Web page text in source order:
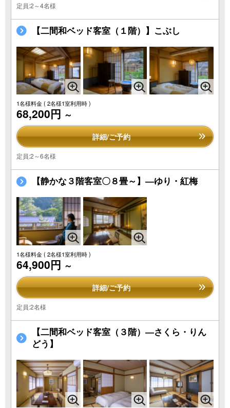
定員:2～4名様
【二間和ベッド客室（１階）】こぶし
1名様料金( 2名様1室利用時 )
68,200円 ～
詳細/ご予約
定員:2～6名様
【静かな３階客室〇８畳～】―ゆり・紅梅
1名様料金( 2名様1室利用時 )
64,900円 ～
詳細/ご予約
定員:2名様
【二間和ベッド客室（３階）―さくら・りん
どう】